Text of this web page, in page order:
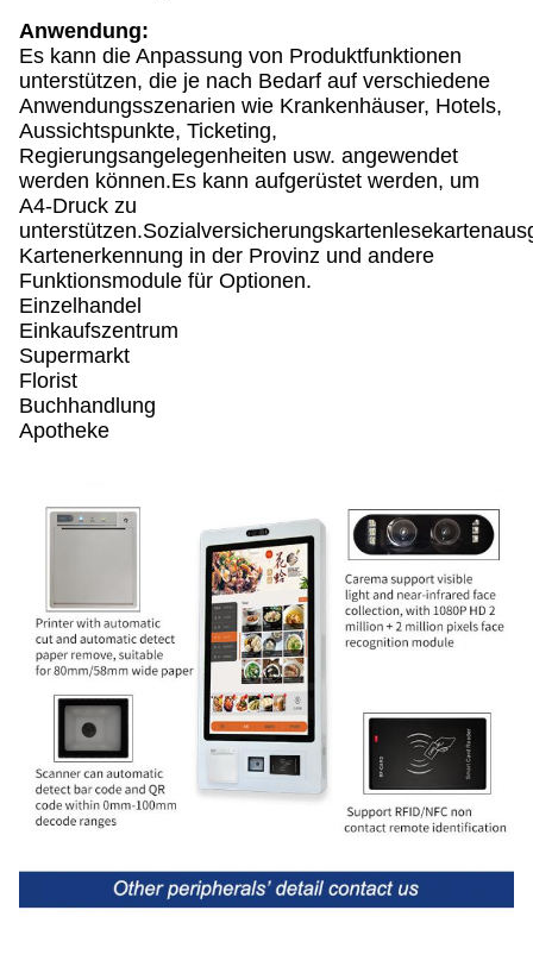
Anwendung:
Es kann die Anpassung von Produktfunktionen
unterstützen, die je nach Bedarf auf verschiedene
Anwendungsszenarien wie Krankenhäuser, Hotels,
Aussichtspunkte, Ticketing,
Regierungsangelegenheiten usw. angewendet
werden können.Es kann aufgerüstet werden, um
A4-Druck zu
Kartenerkennung in der Provinz und andere
Funktionsmodule für Optionen.
Einzelhandel
Einkaufszentrum
Supermarkt
Florist
Buchhandlung
Apotheke